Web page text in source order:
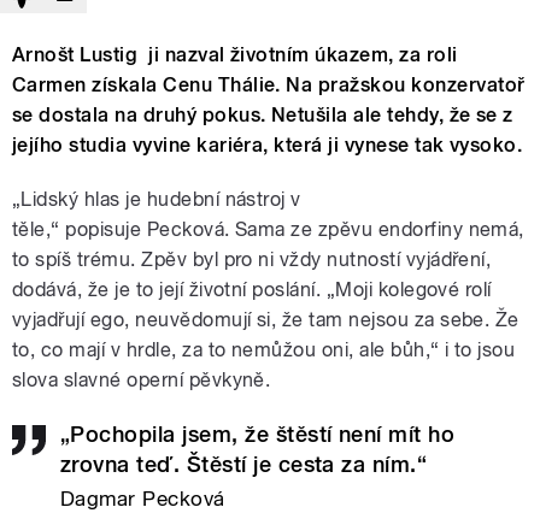
Arnošt Lustig ji nazval životním úkazem, za roli
Carmen získala Cenu Thálie. Na pražskou konzervatoř
se dostala na druhý pokus. Netušila ale tehdy, že se z
jejího studia vyvine kariéra, která ji vynese tak vysoko.
„Lidský hlas je hudební nástroj v
těle,“ popisuje Pecková. Sama ze zpěvu endorfiny nemá,
to spíš trému. Zpěv byl pro ni vždy nutností vyjádření,
dodává, že je to její životní poslání. „Moji kolegové rolí
vyjadřují ego, neuvědomují si, že tam nejsou za sebe. Že
to, co mají v hrdle, za to nemůžou oni, ale bůh,“ i to jsou
slova slavné operní pěvkyně.
„Pochopila jsem, že štěstí není mít ho
zrovna teď. Štěstí je cesta za ním.“
Dagmar Pecková